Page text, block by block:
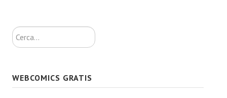
Cerca...
WEBCOMICS GRATIS